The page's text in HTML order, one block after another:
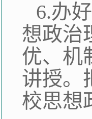
6.办
想政治
优、机
讲授。
校思想